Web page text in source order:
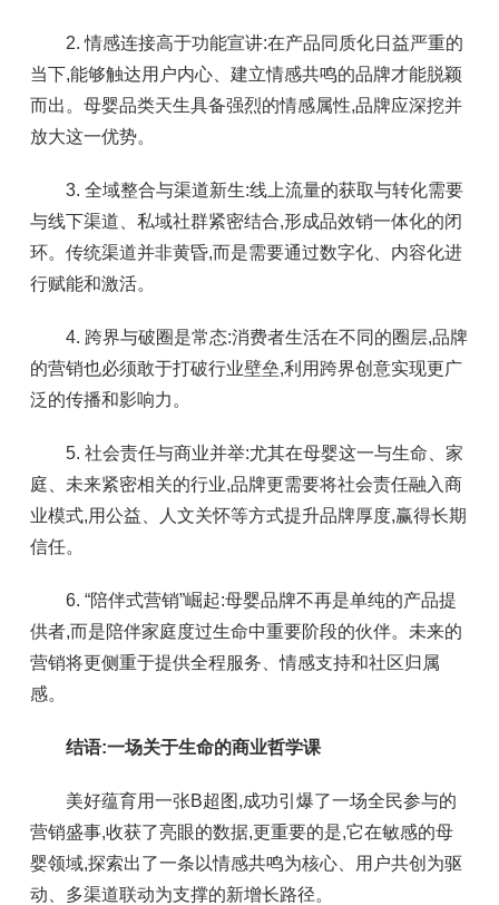
2. 情感连接高于功能宣讲:在产品同质化日益严重的
当下,能够触达用户内心、建立情感共鸣的品牌才能脱颖
而出。母婴品类天生具备强烈的情感属性,品牌应深挖并
放大这一优势。
3. 全域整合与渠道新生:线上流量的获取与转化需要
与线下渠道、私域社群紧密结合,形成品效销一体化的闭
环。传统渠道并非黄昏,而是需要通过数字化、内容化进
行赋能和激活。
4. 跨界与破圈是常态:消费者生活在不同的圈层,品牌
的营销也必须敢于打破行业壁垒,利用跨界创意实现更广
泛的传播和影响力。
5. 社会责任与商业并举:尤其在母婴这一与生命、家
庭、未来紧密相关的行业,品牌更需要将社会责任融入商
业模式,用公益、人文关怀等方式提升品牌厚度,赢得长期
信任。
6. “陪伴式营销”崛起:母婴品牌不再是单纯的产品提
供者,而是陪伴家庭度过生命中重要阶段的伙伴。未来的
营销将更侧重于提供全程服务、情感支持和社区归属
感。
结语:一场关于生命的商业哲学课
美好蕴育用一张B超图,成功引爆了一场全民参与的
营销盛事,收获了亮眼的数据,更重要的是,它在敏感的母
婴领域,探索出了一条以情感共鸣为核心、用户共创为驱
动、多渠道联动为支撑的新增长路径。